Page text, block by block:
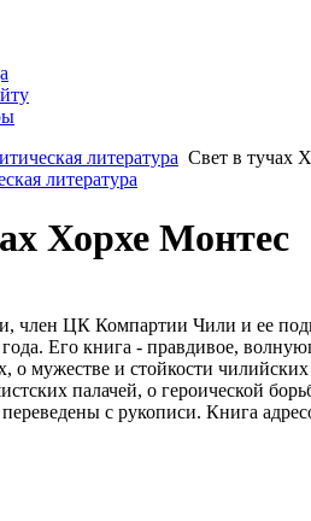
литература Свет в тучах
литература
Хорхе Монтес
член ЦК Компартии Чили и ее
Его книга - правдивое,
о мужестве и стойкости
палачей, о героической
с рукописи. Книга